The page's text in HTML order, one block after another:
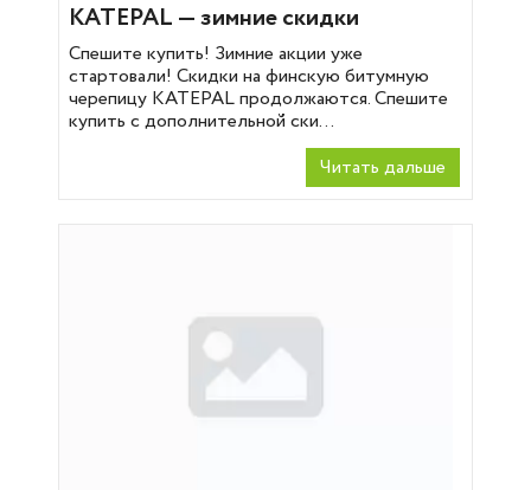
KATEPAL — зимние скидки
Спешите купить! Зимние акции уже
стартовали! Скидки на финскую битумную
черепицу KATEPAL продолжаются. Спешите
купить с дополнительной ски...
Читать дальше